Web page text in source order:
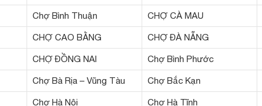
Chợ Bình Thuận CHỢ CÀ MAU
CHỢ CAO BẰNG CHỢ ĐÀ NẴNG
CHỢ ĐỒNG NAI Chợ Bình Phước
Chợ Bà Rịa – Vũng Tàu Chợ Bắc Kạn
Chợ Hà Nội Chợ Hà Tĩnh